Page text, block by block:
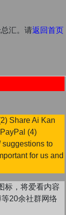
汇。请返回首页
Share Ai Kan
(4)
suggestions to
for us and
标，将爱看内容
20余社群网络